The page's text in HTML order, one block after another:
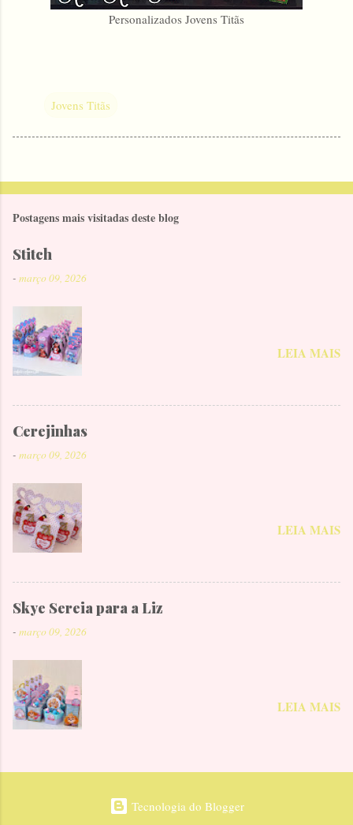
Personalizados Jovens Titãs
Jovens Titãs
Postagens mais visitadas deste blog
Stitch
- março 09, 2026
LEIA MAIS
Cerejinhas
- março 09, 2026
LEIA MAIS
Skye Sereia para a Liz
- março 09, 2026
LEIA MAIS
Tecnologia do Blogger